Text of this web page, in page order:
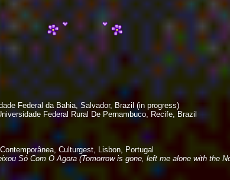
Federal da Bahia, Salvador, Brazil (in progress)
Federal Rural De Pernambuco, Recife, Brazil
Culturgest, Lisbon, Portugal
Só Com O Agora (Tomorrow is gone, left me alone with the